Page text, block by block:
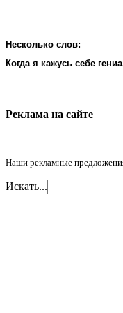
Несколько слов:
Когда я кажусь себе
Реклама на cайте
Наши рекламные
Искать...